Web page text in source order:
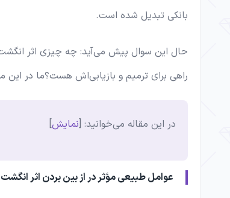
بانکی تبدیل شده است.
حال این سوال پیش می‌آید: چه چیزی اثر انگشت
راهی برای ترمیم و بازیابی‌اش هست؟ما در این
در این مقاله می‌خوانید: [نمایش]
عوامل طبیعی مؤثر در از بین بردن اثر انگشت